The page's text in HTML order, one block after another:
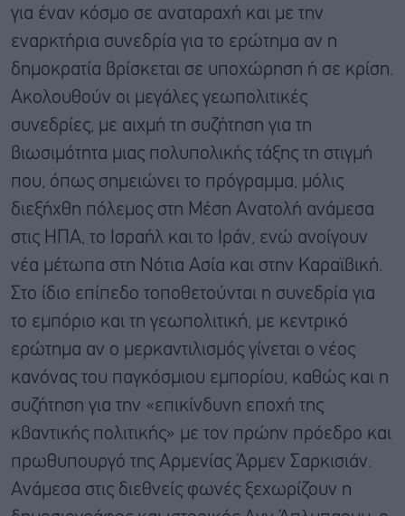
για έναν κόσμο σε αναταραχή και με την
εναρκτήρια συνεδρία για το ερώτημα αν η
δημοκρατία βρίσκεται σε υποχώρηση ή σε κρίση.
Ακολουθούν οι μεγάλες γεωπολιτικές
συνεδρίες, με αιχμή τη συζήτηση για τη
βιωσιμότητα μιας πολυπολικής τάξης τη στιγμή
που, όπως σημειώνει το πρόγραμμα, μόλις
διεξήχθη πόλεμος στη Μέση Ανατολή ανάμεσα
στις ΗΠΑ, το Ισραήλ και το Ιράν, ενώ ανοίγουν
νέα μέτωπα στη Νότια Ασία και στην Καραϊβική.
Στο ίδιο επίπεδο τοποθετούνται η συνεδρία για
το εμπόριο και τη γεωπολιτική, με κεντρικό
ερώτημα αν ο μερκαντιλισμός γίνεται ο νέος
κανόνας του παγκόσμιου εμπορίου, καθώς και η
συζήτηση για την «επικίνδυνη εποχή της
κβαντικής πολιτικής» με τον πρώην πρόεδρο και
πρωθυπουργό της Αρμενίας Άρμεν Σαρκισιάν.
Ανάμεσα στις διεθνείς φωνές ξεχωρίζουν η